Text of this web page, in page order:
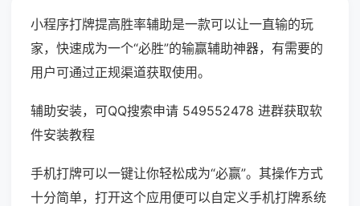
小程序打牌提高胜率辅助是一款可以让一直输的玩
家，快速成为一个“必胜”的输赢辅助神器，有需要的
用户可通过正规渠道获取使用。
辅助安装，可QQ搜索申请 549552478 进群获取软
件安装教程
手机打牌可以一键让你轻松成为“必赢”。其操作方式
十分简单，打开这个应用便可以自定义手机打牌系统